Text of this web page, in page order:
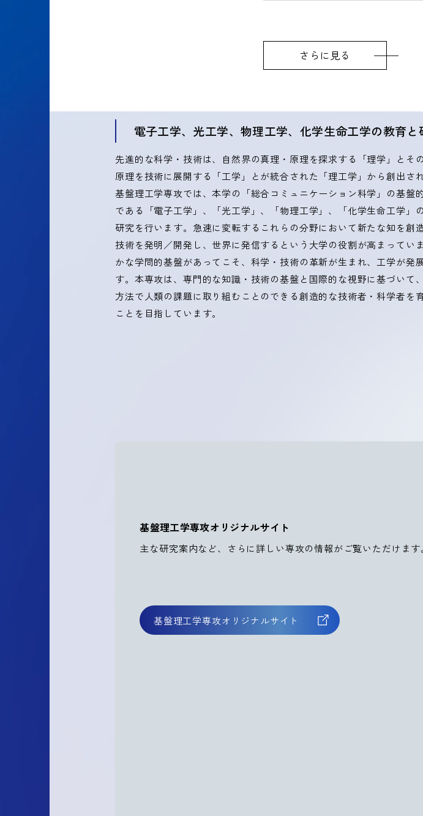
さらに見る
電子工学、光工学、物理工学、化学生命工学の教育
先進的な科学・技術は、自然界の真理・原理を探求する「理学」とそ
原理を技術に展開する「工学」とが統合された「理工学」から創出され
基盤理工学専攻では、本学の「総合コミュニケーション科学」の基盤
である「電子工学」、「光工学」、「物理工学」、「化学生命工学」
研究を行います。急速に変転するこれらの分野において新たな知を創
技術を発明／開発し、世界に発信するという大学の役割が高まってい
かな学問的基盤があってこそ、科学・技術の革新が生まれ、工学が発
す。本専攻は、専門的な知識・技術の基盤と国際的な視野に基づいて
方法で人類の課題に取り組むことのできる創造的な技術者・科学者を
ことを目指しています。
基盤理工学専攻オリジナルサイト
主な研究案内など、さらに詳しい専攻の情報がご覧いただけます
基盤理工学専攻オリジナルサイト